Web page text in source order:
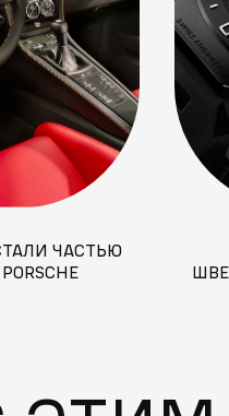
СТАЛИ ЧАСТЬЮ